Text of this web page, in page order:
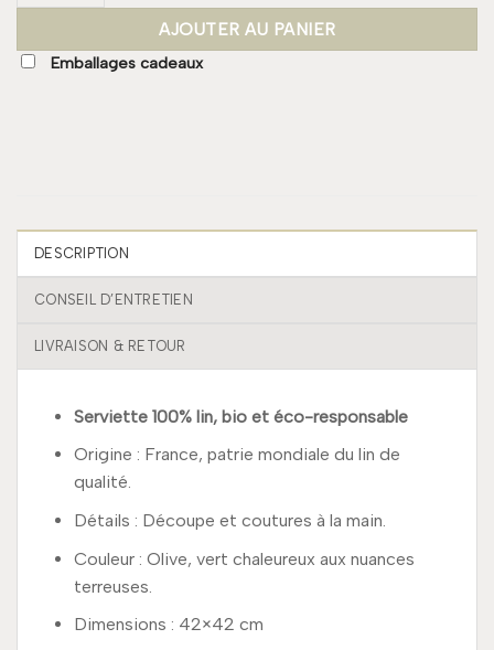
AJOUTER AU PANIER
Emballages cadeaux
DESCRIPTION
CONSEIL D’ENTRETIEN
LIVRAISON & RETOUR
Serviette 100% lin, bio et éco-responsable
Origine : France, patrie mondiale du lin de
qualité.
Détails : Découpe et coutures à la main.
Couleur : Olive, vert chaleureux aux nuances
terreuses.
Dimensions : 42×42 cm